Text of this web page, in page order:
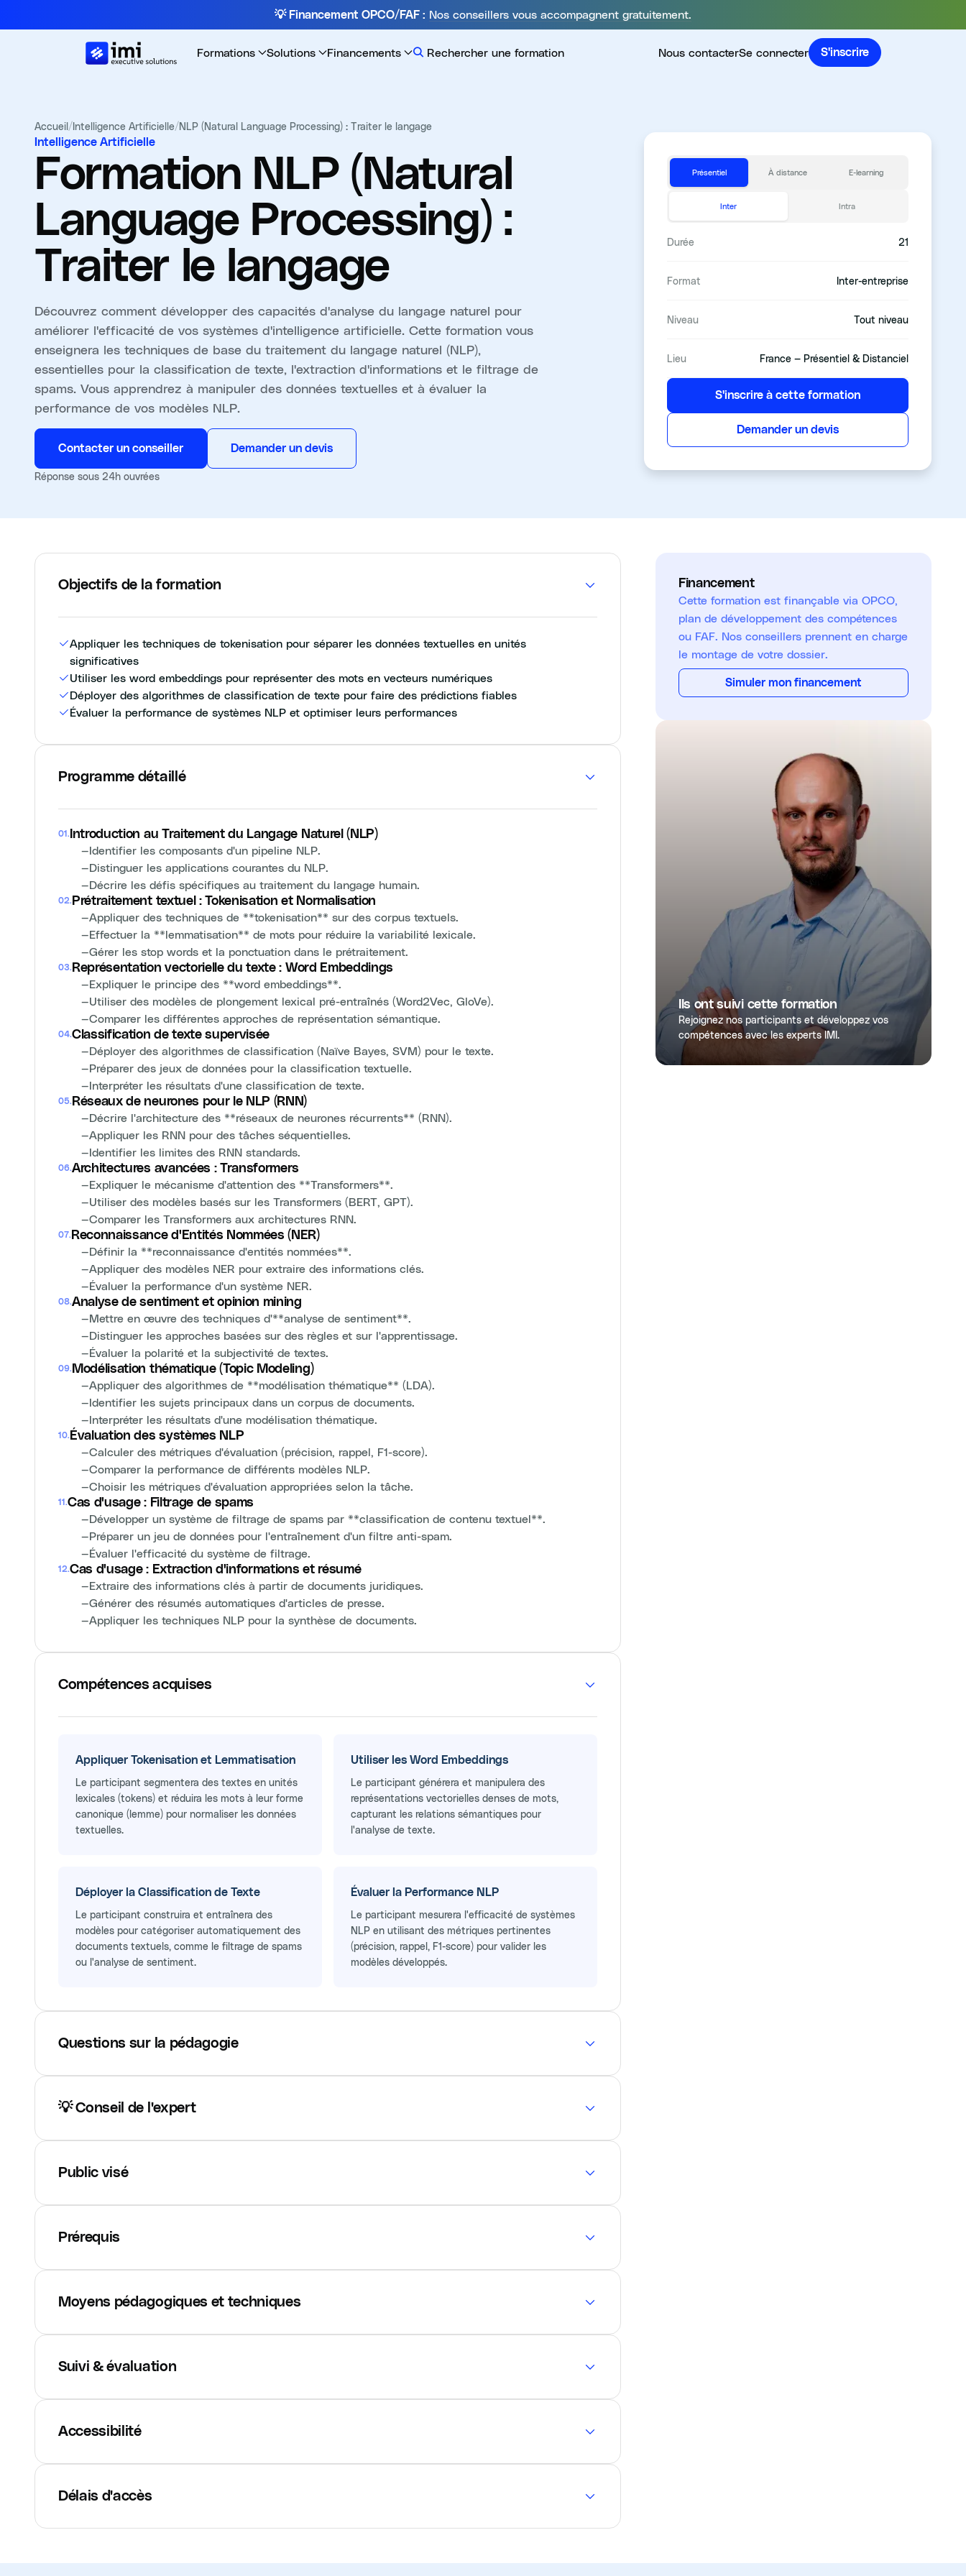
💡 Financement OPCO/FAF : Nos conseillers vous accompagnent gratuitement.
Formations Solutions Financements Rechercher une formation Nous contacterSe connecter S'inscrire
Accueil/Intelligence Artificielle/NLP (Natural Language Processing) : Traiter le langage
Intelligence Artificielle
Formation NLP (Natural
Language Processing) :
Traiter le langage
Découvrez comment développer des capacités d'analyse du langage naturel pour
améliorer l'efficacité de vos systèmes d'intelligence artificielle. Cette formation vous
enseignera les techniques de base du traitement du langage naturel (NLP),
essentielles pour la classification de texte, l'extraction d'informations et le filtrage de
spams. Vous apprendrez à manipuler des données textuelles et à évaluer la
performance de vos modèles NLP.
Contacter un conseiller Demander un devis
Réponse sous 24h ouvrées
Présentiel À distance E-learning
Inter Intra
Durée 21
Format Inter-entreprise
Niveau Tout niveau
Lieu France — Présentiel & Distanciel
S'inscrire à cette formation
Demander un devis
Objectifs de la formation
Appliquer les techniques de tokenisation pour séparer les données textuelles en unités
significatives
Utiliser les word embeddings pour représenter des mots en vecteurs numériques
Déployer des algorithmes de classification de texte pour faire des prédictions fiables
Évaluer la performance de systèmes NLP et optimiser leurs performances
Programme détaillé
01 . Introduction au Traitement du Langage Naturel (NLP)
—Identifier les composants d'un pipeline NLP.
—Distinguer les applications courantes du NLP.
—Décrire les défis spécifiques au traitement du langage humain.
02. Prétraitement textuel : Tokenisation et Normalisation
—Appliquer des techniques de **tokenisation** sur des corpus textuels.
—Effectuer la **lemmatisation** de mots pour réduire la variabilité lexicale.
—Gérer les stop words et la ponctuation dans le prétraitement.
03. Représentation vectorielle du texte : Word Embeddings
—Expliquer le principe des **word embeddings**.
—Utiliser des modèles de plongement lexical pré-entraînés (Word2Vec, GloVe).
—Comparer les différentes approches de représentation sémantique.
04.Classification de texte supervisée
—Déployer des algorithmes de classification (Naïve Bayes, SVM) pour le texte.
—Préparer des jeux de données pour la classification textuelle.
—Interpréter les résultats d'une classification de texte.
05. Réseaux de neurones pour le NLP (RNN)
—Décrire l'architecture des **réseaux de neurones récurrents** (RNN).
—Appliquer les RNN pour des tâches séquentielles.
—Identifier les limites des RNN standards.
06.Architectures avancées : Transformers
—Expliquer le mécanisme d'attention des **Transformers**.
—Utiliser des modèles basés sur les Transformers (BERT, GPT).
—Comparer les Transformers aux architectures RNN.
07. Reconnaissance d'Entités Nommées (NER)
—Définir la **reconnaissance d'entités nommées**.
—Appliquer des modèles NER pour extraire des informations clés.
—Évaluer la performance d'un système NER.
08.Analyse de sentiment et opinion mining
—Mettre en œuvre des techniques d'**analyse de sentiment**.
—Distinguer les approches basées sur des règles et sur l'apprentissage.
—Évaluer la polarité et la subjectivité de textes.
09. Modélisation thématique (Topic Modeling)
—Appliquer des algorithmes de **modélisation thématique** (LDA).
—Identifier les sujets principaux dans un corpus de documents.
—Interpréter les résultats d'une modélisation thématique.
10. Évaluation des systèmes NLP
—Calculer des métriques d'évaluation (précision, rappel, F1-score).
—Comparer la performance de différents modèles NLP.
—Choisir les métriques d'évaluation appropriées selon la tâche.
11 .Cas d'usage : Filtrage de spams
—Développer un système de filtrage de spams par **classification de contenu textuel**.
—Préparer un jeu de données pour l'entraînement d'un filtre anti-spam.
—Évaluer l'efficacité du système de filtrage.
12.Cas d'usage : Extraction d'informations et résumé
—Extraire des informations clés à partir de documents juridiques.
—Générer des résumés automatiques d'articles de presse.
—Appliquer les techniques NLP pour la synthèse de documents.
Compétences acquises
Appliquer Tokenisation et Lemmatisation
Le participant segmentera des textes en unités
lexicales (tokens) et réduira les mots à leur forme
canonique (lemme) pour normaliser les données
textuelles.
Utiliser les Word Embeddings
Le participant générera et manipulera des
représentations vectorielles denses de mots,
capturant les relations sémantiques pour
l'analyse de texte.
Déployer la Classification de Texte
Le participant construira et entraînera des
modèles pour catégoriser automatiquement des
documents textuels, comme le filtrage de spams
ou l'analyse de sentiment.
Évaluer la Performance NLP
Le participant mesurera l'efficacité de systèmes
NLP en utilisant des métriques pertinentes
(précision, rappel, F1-score) pour valider les
modèles développés.
Questions sur la pédagogie
💡 Conseil de l'expert
Public visé
Prérequis
Moyens pédagogiques et techniques
Suivi & évaluation
Accessibilité
Délais d'accès
Financement
Cette formation est finançable via OPCO,
plan de développement des compétences
ou FAF. Nos conseillers prennent en charge
le montage de votre dossier.
Simuler mon financement
Ils ont suivi cette formation
Rejoignez nos participants et développez vos
compétences avec les experts IMI.